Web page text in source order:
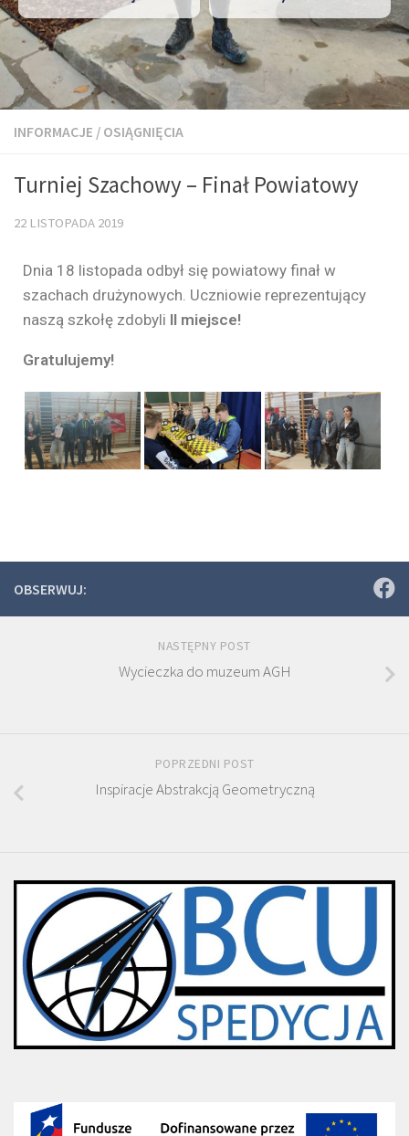
INFORMACJE / OSIĄGNIĘCIA
Turniej Szachowy – Finał Powiatowy
22 LISTOPADA 2019
Dnia 18 listopada odbył się powiatowy finał w
szachach drużynowych. Uczniowie reprezentujący
naszą szkołę zdobyli II miejsce!
Gratulujemy!
OBSERWUJ:
NASTĘPNY POST
Wycieczka do muzeum AGH
POPRZEDNI POST
Inspiracje Abstrakcją Geometryczną